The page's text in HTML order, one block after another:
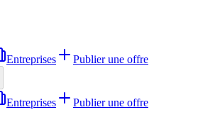
Entreprises Publier une offre
Entreprises Publier une offre